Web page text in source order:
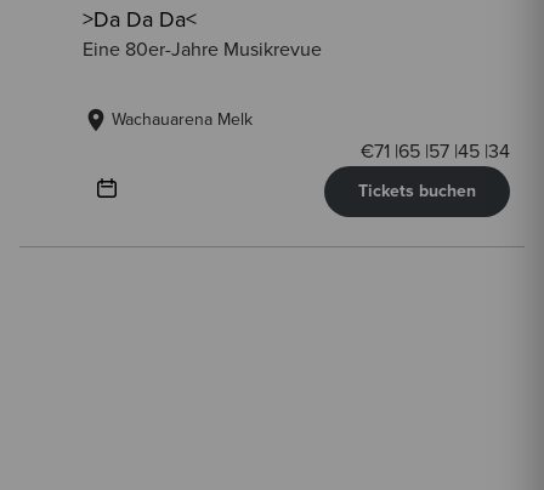
>Da Da Da<
Eine 80er-Jahre Musikrevue
Wachauarena Melk
Tickets buchen
€71 |65 |57 |45 |34